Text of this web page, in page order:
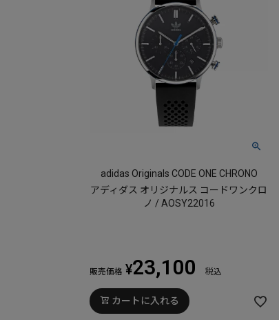
adidas Originals CODE ONE CHRONO
アディダス オリジナルス コードワンクロ
ノ / AOSY22016
販売価格 ¥23,100 税込
カートに入れる